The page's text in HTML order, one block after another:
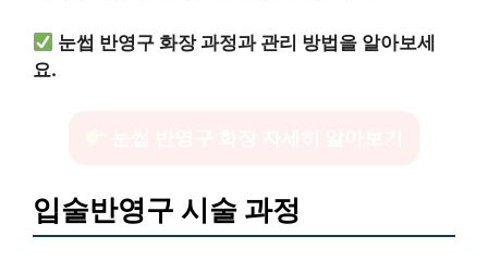
눈썹 반영구 화장 과정과 관리 방법을 알아보세
요.
입술반영구 시술 과정